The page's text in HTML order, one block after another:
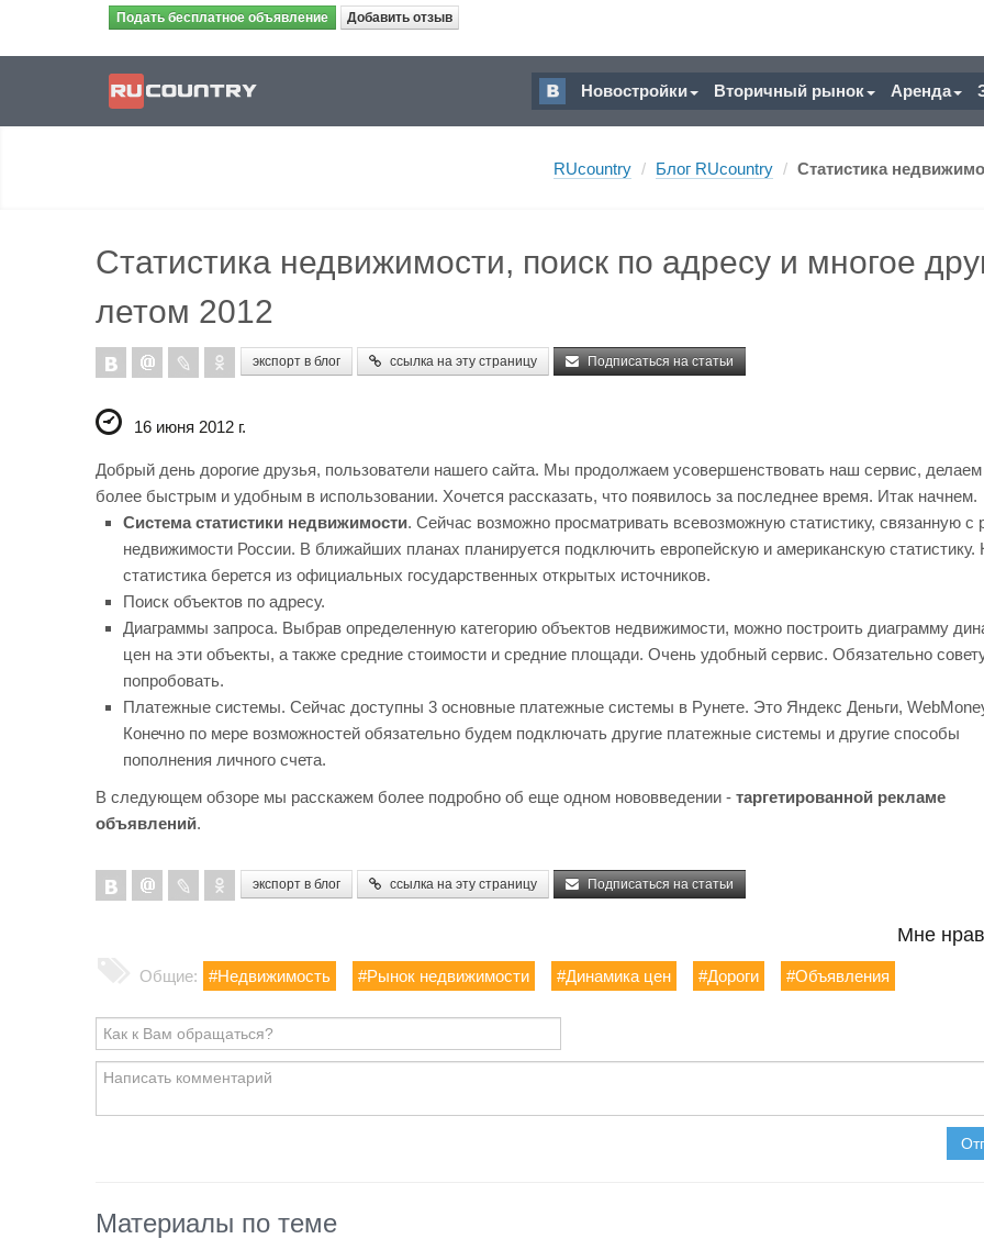
Подать бесплатное объявление Добавить отзыв
Новостройки Вторичный рынок Аренда
RUcountry / Блог RUcountry / Статистика
Статистика недвижимости, поиск по адресу и многое
летом 2012
экспорт в блог ссылка на эту страницу Подписаться на статьи
16 июня 2012 г.
Добрый день дорогие друзья, пользователи нашего сайта. Мы продолжаем усовершенствовать наш сервис, делаем
более быстрым и удобным в использовании. Хочется рассказать, что появилось за последнее время. Итак начнем.
Система статистики недвижимости. Сейчас возможно просматривать всевозможную статистику, связанную с
недвижимости России. В ближайших планах планируется подключить европейскую и американскую
статистика берется из официальных государственных открытых источников.
Поиск объектов по адресу.
Диаграммы запроса. Выбрав определенную категорию объектов недвижимости, можно построить диаграмму
цен на эти объекты, а также средние стоимости и средние площади. Очень удобный сервис. Обязательно
попробовать.
Платежные системы. Сейчас доступны 3 основные платежные системы в Рунете. Это Яндекс Деньги,
Конечно по мере возможностей обязательно будем подключать другие платежные системы и другие способы
пополнения личного счета.
В следующем обзоре мы расскажем более подробно об еще одном нововведении - таргетированной рекламе
объявлений.
экспорт в блог ссылка на эту страницу Подписаться на статьи
Мне
Общие: #Недвижимость #Рынок недвижимости #Динамика цен #Дороги #Объявления
Материалы по теме